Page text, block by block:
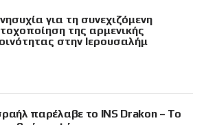
για τη συνεχιζόμενη
της αρμενικής
στην Ιερουσαλήμ
παρέλαβε το INS Drakon – Το